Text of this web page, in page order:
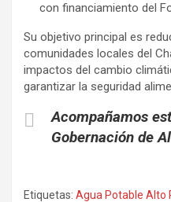
con financiamiento del
Su objetivo principal es
comunidades locales del
impactos del cambio
garantizar la seguridad
Acompañamos
Gobernación de
Etiquetas: Agua Potable Alto